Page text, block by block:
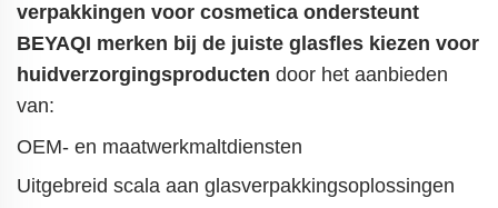
verpakkingen voor cosmetica ondersteunt
BEYAQI merken bij de juiste glasfles kiezen voor
huidverzorgingsproducten door het aanbieden
van:
OEM- en maatwerkmaltdiensten
Uitgebreid scala aan glasverpakkingsoplossingen